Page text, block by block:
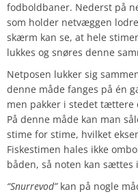
fodboldbaner. Nederst på
som holder netvæggen
skærm kan se, at hele
lukkes og snøres denne
Netposen lukker sig
denne måde fanges på én
men pakker i stedet tættere
På denne måde kan man
stime for stime, hvilket
Fiskestimen hales ikke
båden, så noten kan sættes
“Snurrevod”kan på nogle